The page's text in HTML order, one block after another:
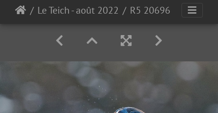
Le Teich - août 2022 R5 20696